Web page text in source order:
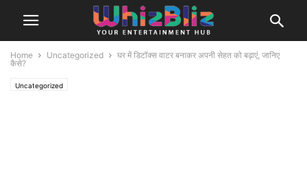
Home Uncategorized
घर में डिटॉक्स वाटर बनाकर अपनी सेहत को बढ़ाएं, जानिए
कैसे?
Uncategorized